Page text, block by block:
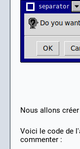
Nous allons
Voici le code de
commenter :